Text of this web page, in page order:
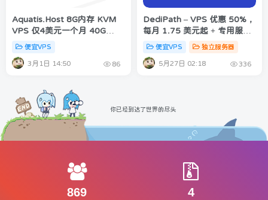
Aquatis.Host 8G内存 KVM
VPS 仅4美元一个月 40G
NVMe/1Gbps宽带/有多个地
便宜VPS
3月1日 14:50 86
DediPath – VPS 优惠 50%，
每月 1.75 美元起 + 专用服务
器优惠 29%，每月 31.95 美
便宜VPS 独立服务器
5月27日 02:18 336
你已经到达了世界的尽头
869 4